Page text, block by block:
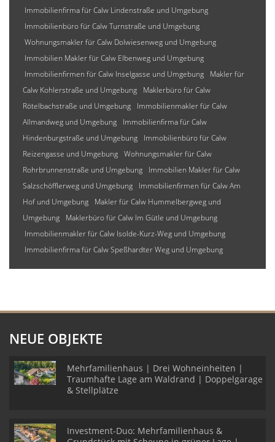
Immobilienfirma für Calw Lindenstraße und Umgebung
Immobilienbüro für Calw Turnstraße und Umgebung
Wohnungsmakler für Calw Dolwiesenweg und Umgebung
Immobilien Makler für Calw Elbenweg und Umgebung
Immobilienfirmen für Calw Inselgasse und Umgebung
Makler für
Calw Kohlerstraße und Umgebung
Maklerbüro für Calw
Rötelbachstraße und Umgebung
Immobilienmakler für Calw
Allmandweg und Umgebung
Immobilienfirma für Calw
Hindenburgstraße und Umgebung
Immobilienbüro für Calw
Reizengasse und Umgebung Wohnungsmakler für Calw
Rohrbrunnenstraße und Umgebung
Immobilien Makler für Calw
Salzschöfflerweg und Umgebung
Immobilienfirmen für Calw Am
Hof und Umgebung
Makler für Calw Hummelbergweg und
Umgebung
Maklerbüro für Calw Im Gütle und Umgebung
Immobilienmakler für Calw Isolde-Kurz-Weg und Umgebung
Immobilienfirma für Calw Speßhardter Weg und Umgebung
NEUE OBJEKTE
Mehrfamilienhaus | Drei Wohneinheiten |
Traumhafte Lage am Waldrand | Doppelgarage
& Stellplätze
Investment-Duo: Mehrfamilienhaus &